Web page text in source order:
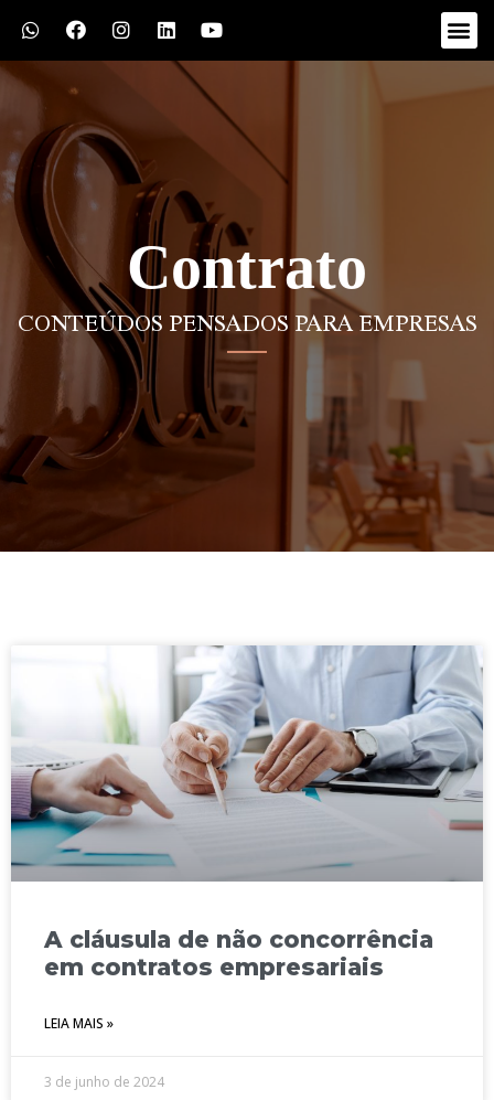
Contrato
CONTEÚDOS PENSADOS PARA EMPRESAS
A cláusula de não concorrência
em contratos empresariais
LEIA MAIS »
3 de junho de 2024